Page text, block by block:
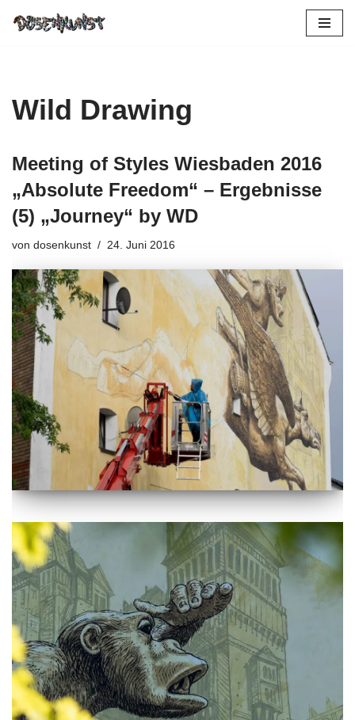
Wild Drawing
Meeting of Styles Wiesbaden 2016
„Absolute Freedom“ – Ergebnisse
(5) „Journey“ by WD
von dosenkunst 24. Juni 2016